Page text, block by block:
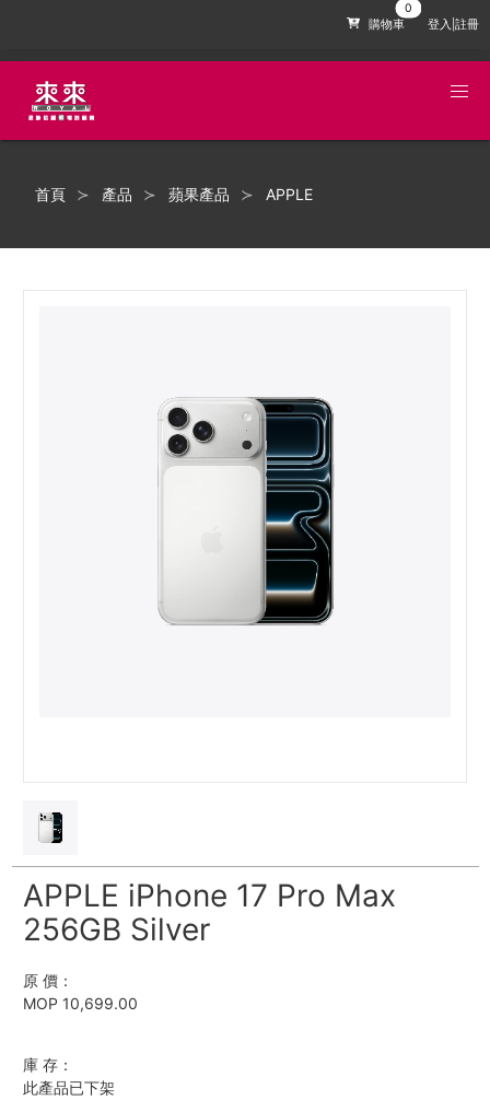
購物車 登入|註冊
首頁 產品 蘋果產品 APPLE
APPLE iPhone 17 Pro Max
256GB Silver
原 價：
MOP 10,699.00
庫 存：
此產品已下架